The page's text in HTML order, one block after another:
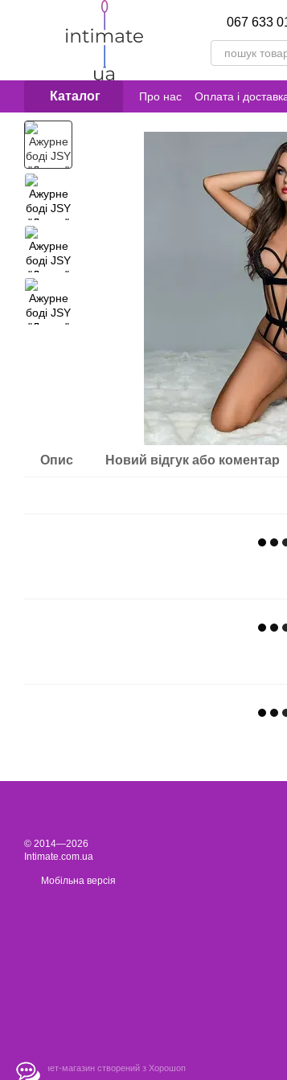
Перейти к основному контенту
067 633
Каталог Про нас Оплата і
Опис Новий відгук або коментар
© 2014—2026
Intimate.com.ua
Мобільна версія
Інтернет-магазин створений з Хорошоп